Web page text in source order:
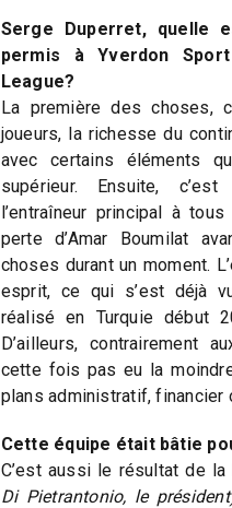
Serge Duperret, quelle
permis à Yverdon
League?
La première des choses,
joueurs, la richesse du
avec certains éléments
supérieur. Ensuite,
l’entraîneur principal à
perte d’Amar Boumilat
choses durant un moment.
esprit, ce qui s’est déjà
réalisé en Turquie début
D’ailleurs, contrairement
cette fois pas eu la
plans administratif, financier
Cette équipe était bâtie
C’est aussi le résultat de
Di Pietrantonio, le